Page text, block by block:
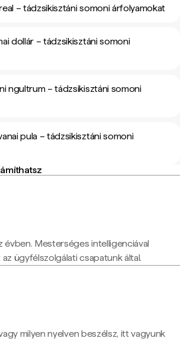
– tádzsikisztáni somoni árfolyamokat
dollár – tádzsikisztáni somoni
ngultrum – tádzsikisztáni somoni
pula – tádzsikisztáni somoni
Mesterséges intelligenciával
ügyfélszolgálati csapatunk által.
milyen nyelven beszélsz, itt vagyunk